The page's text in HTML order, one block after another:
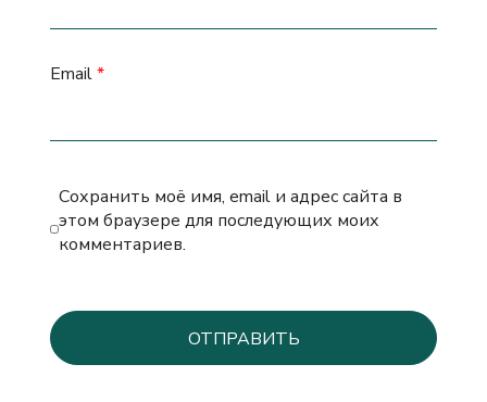
Email*
Сохранить моё имя, email и адрес сайта в
этом браузере для последующих моих
комментариев.